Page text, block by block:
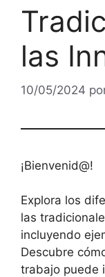
las
10/05/2024
¡Bienvenid@!
Explora los
las
incluyendo
Descubre
trabajo puede